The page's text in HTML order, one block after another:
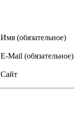
Имя (обязательное)
E-Mail (обязательное)
Сайт